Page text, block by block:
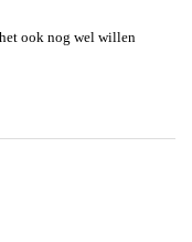
ook nog wel willen